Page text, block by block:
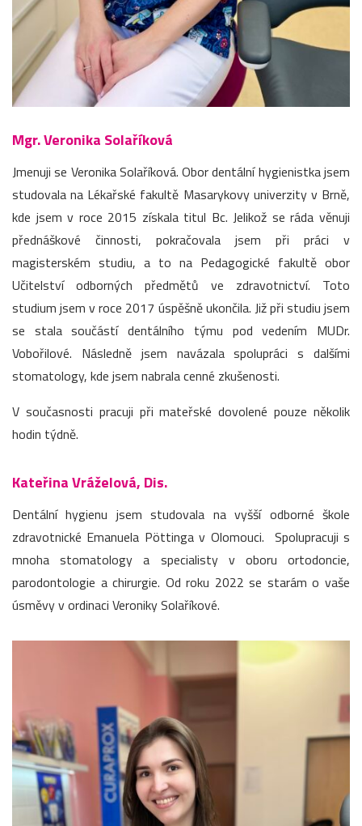
Mgr. Veronika Solaříková
Jmenuji se Veronika Solaříková. Obor dentální hygienistka jsem
studovala na Lékařské fakultě Masarykovy univerzity v Brně,
kde jsem v roce 2015 získala titul Bc. Jelikož se ráda věnuji
přednáškové činnosti, pokračovala jsem při práci v
magisterském studiu, a to na Pedagogické fakultě obor
Učitelství odborných předmětů ve zdravotnictví. Toto
studium jsem v roce 2017 úspěšně ukončila. Již při studiu jsem
se stala součástí dentálního týmu pod vedením MUDr.
Vobořilové. Následně jsem navázala spolupráci s dalšími
stomatology, kde jsem nabrala cenné zkušenosti.
V současnosti pracuji při mateřské dovolené pouze několik
hodin týdně.
Kateřina Vráželová, Dis.
Dentální hygienu jsem studovala na vyšší odborné škole
zdravotnické Emanuela Pöttinga v Olomouci. Spolupracuji s
mnoha stomatology a specialisty v oboru ortodoncie,
parodontologie a chirurgie. Od roku 2022 se starám o vaše
úsměvy v ordinaci Veroniky Solaříkové.